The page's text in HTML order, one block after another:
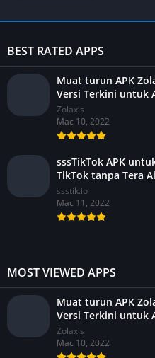
BEST RATED APPS
Muat turun APK
Versi Terkini untuk
Zolaxis
Mac 10, 2022
sssTikTok APK
TikTok tanpa Tera
ssstik.io
Mac 11, 2022
MOST VIEWED APPS
Muat turun APK
Versi Terkini untuk
Zolaxis
Mac 10, 2022